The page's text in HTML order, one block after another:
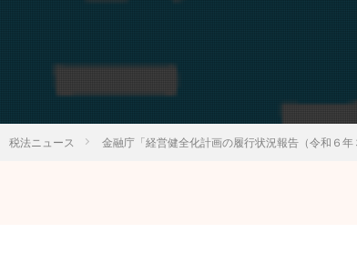
税法ニュース 金融庁「経営健全化計画の履行状況報告（令和６年